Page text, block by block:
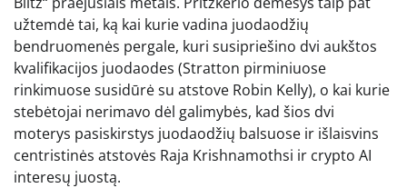
užtemdė tai, ką kai kurie vadina juodaodžių
bendruomenės pergale, kuri susipriešino dvi aukštos
kvalifikacijos juodaodes (Stratton pirminiuose
rinkimuose susidūrė su atstove Robin Kelly), o kai kurie
stebėtojai nerimavo dėl galimybės, kad šios dvi
moterys pasiskirstys juodaodžių balsuose ir išlaisvins
centristinės atstovės Raja Krishnamothsi ir crypto AI
interesų juostą.